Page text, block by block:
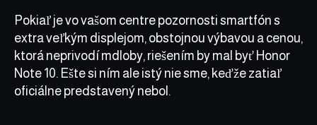
Pokiaľ je vo vašom centre pozornosti smartfón s
extra veľkým displejom, obstojnou výbavou a cenou,
ktorá neprivodí mdloby, riešením by mal byť Honor
Note 10. Ešte si ním ale istý nie sme, keďže zatiaľ
oficiálne predstavený nebol.